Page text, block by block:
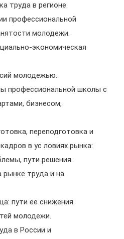
труда в регионе.
профессиональной
молодежи.
экономическая
молодежью.
профессиональной школы с
бизнесом,
переподготовка и
в ус ловиях рынка:
пути решения.
труда и на
пути ее снижения.
молодежи.
в России и